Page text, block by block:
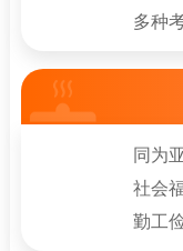
多种
同为
社会
勤工